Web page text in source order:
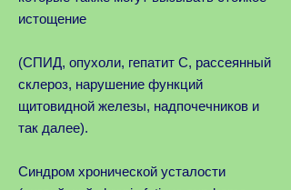
истощение
(СПИД, опухоли, гепатит С, рассеянный
склероз, нарушение функций
щитовидной железы, надпочечников и
так далее).
Синдром хронической усталости